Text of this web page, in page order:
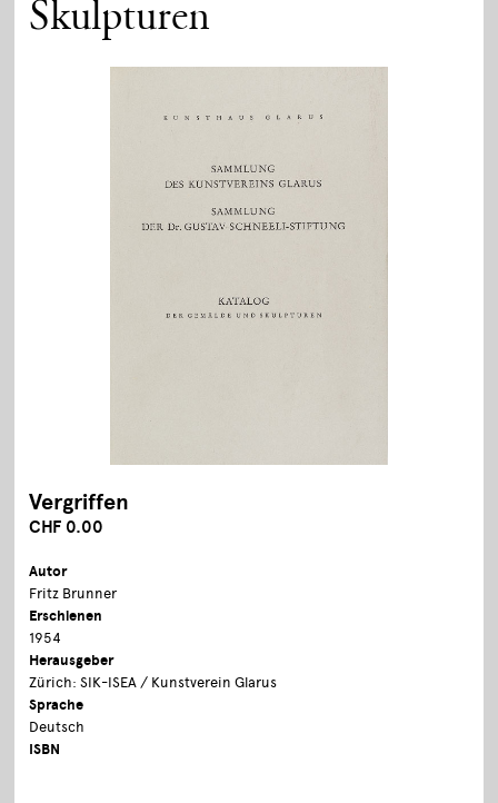
Skulpturen
Vergriffen
CHF 0.00
Autor
Fritz Brunner
Erschienen
1954
Herausgeber
Zürich: SIK-ISEA / Kunstverein Glarus
Sprache
Deutsch
ISBN